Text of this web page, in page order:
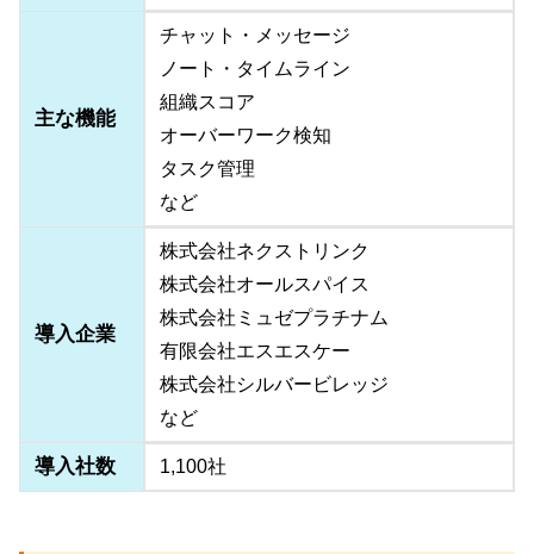
主な機能
チャット・メッセージ
ノート・タイムライン
組織スコア
オーバーワーク検知
タスク管理
など
導入企業
株式会社ネクストリンク
株式会社オールスパイス
株式会社ミュゼプラチナム
有限会社エスエスケー
株式会社シルバービレッジ
など
導入社数 1,100社